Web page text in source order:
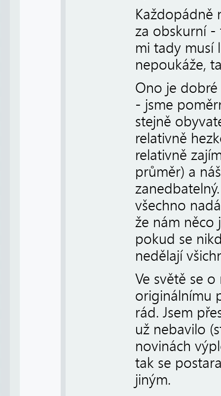
Každopádně
za obskurní -
mi tady musí
nepoukáže,
Ono je
- jsme
stejně
relativně
relativně
průměr) a
všechno
že nám něco
pokud se
nedělají
Ve světě se
originálnímu
rád. Jsem
už nebavilo
novinách
tak se
jiným.